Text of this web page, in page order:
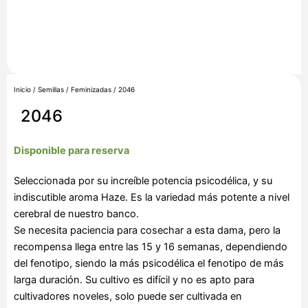
Inicio / Semillas / Feminizadas / 2046
2046
Disponible para reserva
Seleccionada por su increíble potencia psicodélica, y su
indiscutible aroma Haze. Es la variedad más potente a nivel
cerebral de nuestro banco.
Se necesita paciencia para cosechar a esta dama, pero la
recompensa llega entre las 15 y 16 semanas, dependiendo
del fenotipo, siendo la más psicodélica el fenotipo de más
larga duración. Su cultivo es difícil y no es apto para
cultivadores noveles, solo puede ser cultivada en